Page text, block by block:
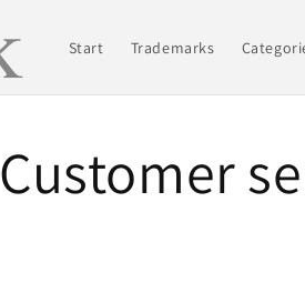
Start Trademarks
Customer